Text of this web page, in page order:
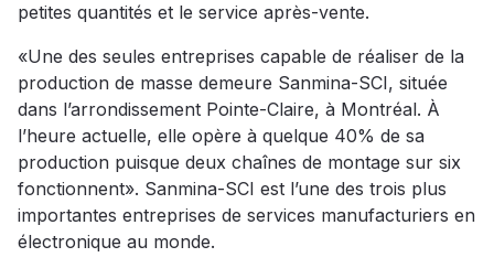
petites quantités et le service après-vente.
«Une des seules entreprises capable de réaliser de la
production de masse demeure Sanmina-SCI, située
dans l’arrondissement Pointe-Claire, à Montréal. À
l’heure actuelle, elle opère à quelque 40% de sa
production puisque deux chaînes de montage sur six
fonctionnent». Sanmina-SCI est l’une des trois plus
importantes entreprises de services manufacturiers en
électronique au monde.